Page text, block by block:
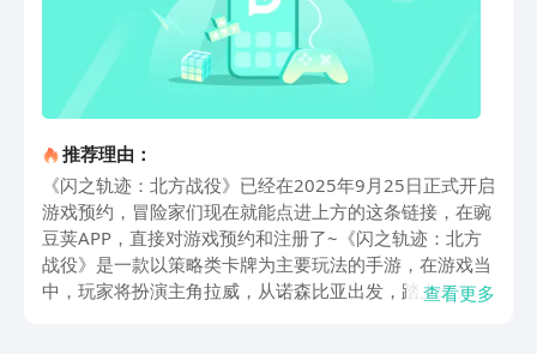
推荐理由：
《闪之轨迹：北方战役》已经在2025年9月25日正式开启
游戏预约，冒险家们现在就能点进上方的这条链接，在豌
豆荚APP，直接对游戏预约和注册了~《闪之轨迹：北方
战役》是一款以策略类卡牌为主要玩法的手游，在游戏当
中，玩家将扮演主角拉威，从诺森比亚出发，踏上北方战
查看更多